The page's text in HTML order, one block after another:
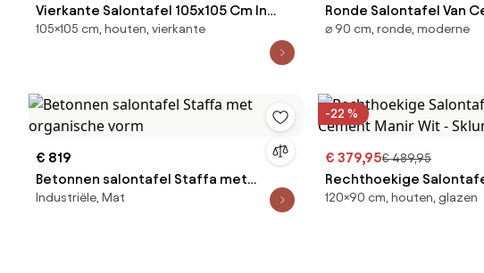
Vierkante Salontafel 105x105 Cm In
Cement Maelis Lichtgrijs - Sklum
105×105 cm, houten, vierkante
Ronde Salontafel Van
Ø90 Cm & Lichtgrijs -
⌀ 90 cm, ronde, moderne
€ 819
Betonnen salontafel Staffa met
organische vorm
Industriële, Mat
-22 %
€ 379,95€ 489,95
Rechthoekige
Cement Manir Wit -
120×90 cm, houten, glazen